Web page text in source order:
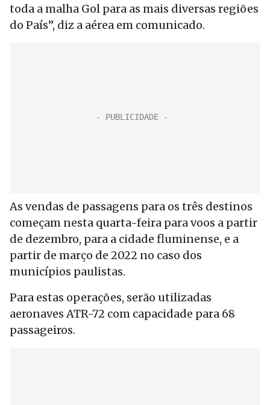
toda a malha Gol para as mais diversas regiões
do País”, diz a aérea em comunicado.
As vendas de passagens para os três destinos
começam nesta quarta-feira para voos a partir
de dezembro, para a cidade fluminense, e a
partir de março de 2022 no caso dos
municípios paulistas.
Para estas operações, serão utilizadas
aeronaves ATR-72 com capacidade para 68
passageiros.